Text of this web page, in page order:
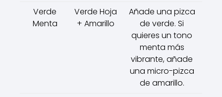
Verde
Menta
Verde Hoja
+ Amarillo
Añade una pizca
de verde. Si
quieres un tono
menta más
vibrante, añade
una micro-pizca
de amarillo.